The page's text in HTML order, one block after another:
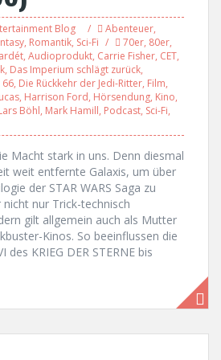
Blog Abenteuer,
, Romantik, Sci-Fi 70er, 80er,
, Audioprodukt, Carrie Fisher, CET,
, Das Imperium schlägt zurück,
66, Die Rückkehr der Jedi-Ritter, Film,
, Harrison Ford, Hörsendung, Kino,
Böhl, Mark Hamill, Podcast, Sci-Fi,
Macht stark in uns. Denn diesmal
weit entfernte Galaxis, um über
der STAR WARS Saga zu
nur Trick-technisch
gilt allgemein auch als Mutter
Kinos. So beeinflussen die
des KRIEG DER STERNE bis